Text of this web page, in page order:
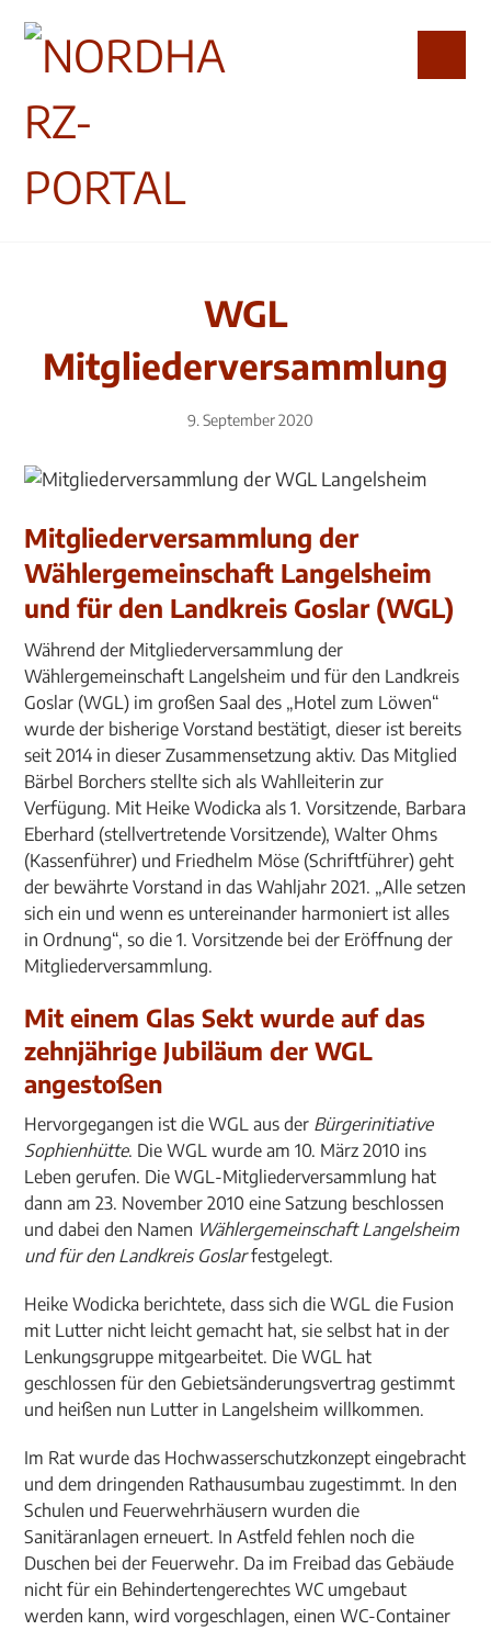
WGL
Mitgliederversammlung
9. September 2020
Mitgliederversammlung der
Wählergemeinschaft Langelsheim
und für den Landkreis Goslar (WGL)
Während der Mitgliederversammlung der
Wählergemeinschaft Langelsheim und für den Landkreis
Goslar (WGL) im großen Saal des „Hotel zum Löwen“
wurde der bisherige Vorstand bestätigt, dieser ist bereits
seit 2014 in dieser Zusammensetzung aktiv. Das Mitglied
Bärbel Borchers stellte sich als Wahlleiterin zur
Verfügung. Mit Heike Wodicka als 1. Vorsitzende, Barbara
Eberhard (stellvertretende Vorsitzende), Walter Ohms
(Kassenführer) und Friedhelm Möse (Schriftführer) geht
der bewährte Vorstand in das Wahljahr 2021. „Alle setzen
sich ein und wenn es untereinander harmoniert ist alles
in Ordnung“, so die 1. Vorsitzende bei der Eröffnung der
Mitgliederversammlung.
Mit einem Glas Sekt wurde auf das
zehnjährige Jubiläum der WGL
angestoßen
Hervorgegangen ist die WGL aus der Bürgerinitiative
Sophienhütte. Die WGL wurde am 10. März 2010 ins
Leben gerufen. Die WGL-Mitgliederversammlung hat
dann am 23. November 2010 eine Satzung beschlossen
und dabei den Namen Wählergemeinschaft Langelsheim
und für den Landkreis Goslarfestgelegt.
Heike Wodicka berichtete, dass sich die WGL die Fusion
mit Lutter nicht leicht gemacht hat, sie selbst hat in der
Lenkungsgruppe mitgearbeitet. Die WGL hat
geschlossen für den Gebietsänderungsvertrag gestimmt
und heißen nun Lutter in Langelsheim willkommen.
Im Rat wurde das Hochwasserschutzkonzept eingebracht
und dem dringenden Rathausumbau zugestimmt. In den
Schulen und Feuerwehrhäusern wurden die
Sanitäranlagen erneuert. In Astfeld fehlen noch die
Duschen bei der Feuerwehr. Da im Freibad das Gebäude
nicht für ein Behindertengerechtes WC umgebaut
werden kann, wird vorgeschlagen, einen WC-Container